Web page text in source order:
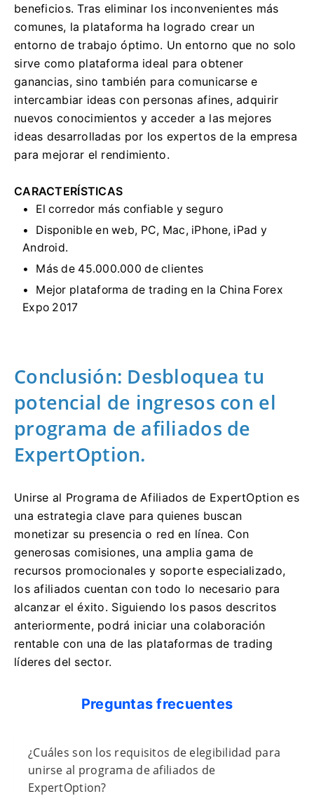
beneficios. Tras eliminar los inconvenientes más
comunes, la plataforma ha logrado crear un
entorno de trabajo óptimo. Un entorno que no solo
sirve como plataforma ideal para obtener
ganancias, sino también para comunicarse e
intercambiar ideas con personas afines, adquirir
nuevos conocimientos y acceder a las mejores
ideas desarrolladas por los expertos de la empresa
para mejorar el rendimiento.
CARACTERÍSTICAS
El corredor más confiable y seguro
Disponible en web, PC, Mac, iPhone, iPad y
Android.
Más de 45.000.000 de clientes
Mejor plataforma de trading en la China Forex
Expo 2017
Conclusión: Desbloquea tu
potencial de ingresos con el
programa de afiliados de
ExpertOption.
Unirse al Programa de Afiliados de ExpertOption es
una estrategia clave para quienes buscan
monetizar su presencia o red en línea. Con
generosas comisiones, una amplia gama de
recursos promocionales y soporte especializado,
los afiliados cuentan con todo lo necesario para
alcanzar el éxito. Siguiendo los pasos descritos
anteriormente, podrá iniciar una colaboración
rentable con una de las plataformas de trading
líderes del sector.
Preguntas frecuentes
¿Cuáles son los requisitos de elegibilidad para
unirse al programa de afiliados de
ExpertOption?